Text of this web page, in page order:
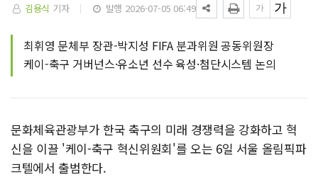
김용식 기자 발행 2026-07-05 06:49
최휘영 문체부 장관-박지성 FIFA 분과위원 공동위원장
케이-축구 거버넌스·유소년 선수 육성·첨단시스템 논의
문화체육관광부가 한국 축구의 미래 경쟁력을 강화하고 혁
신을 이끌 '케이-축구 혁신위원회'를 오는 6일 서울 올림픽파
크텔에서 출범한다.